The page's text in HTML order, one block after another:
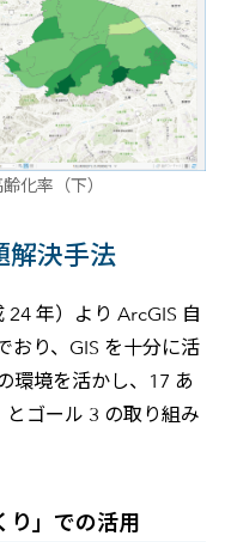
化率（下）
解決手法
24 年）より ArcGIS 自
おり、GIS を十分に活
環境を活かし、17 あ
とゴール 3 の取り組み
り」での活用